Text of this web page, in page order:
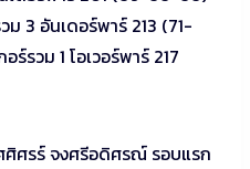
3 อันเดอร์พาร์ 213 (71-
รวม 1 โอเวอร์พาร์ 217
ศิศรร์ จงศรีอดิศรณ์ รอบแรก